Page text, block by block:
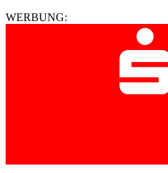
WERBUNG: